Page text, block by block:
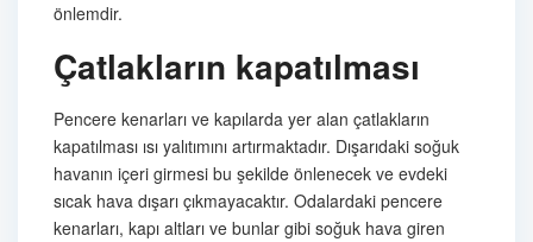
önlemdir.
Çatlakların kapatılması
Pencere kenarları ve kapılarda yer alan çatlakların
kapatılması ısı yalıtımını artırmaktadır. Dışarıdaki soğuk
havanın içeri girmesi bu şekilde önlenecek ve evdeki
sıcak hava dışarı çıkmayacaktır. Odalardaki pencere
kenarları, kapı altları ve bunlar gibi soğuk hava giren